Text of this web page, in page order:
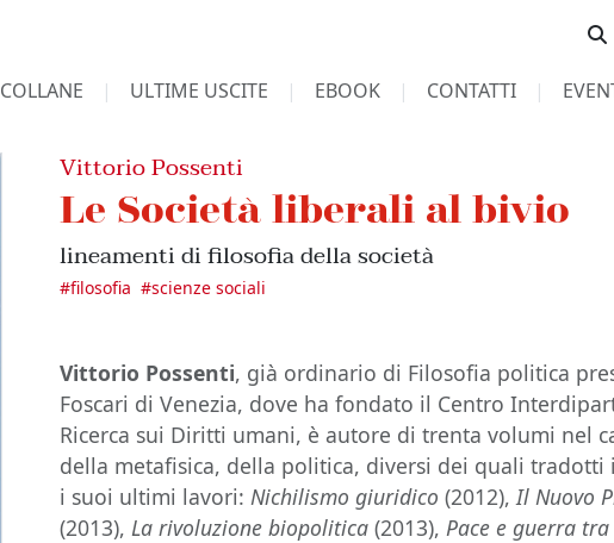
COLLANE ULTIME USCITE EBOOK CONTATTI
Vittorio Possenti
Le Società liberali al bivio
lineamenti di filosofia della società
#filosofia #scienze sociali
Vittorio Possenti, già ordinario di Filosofia politica
Foscari di Venezia, dove ha fondato il Centro
Ricerca sui Diritti umani, è autore di trenta volumi nel
della metafisica, della politica, diversi dei quali tradotti
i suoi ultimi lavori:Nichilismo giuridico (2012),Il Nuovo
(2013),La rivoluzione biopolitica (2013),Pace e guerra